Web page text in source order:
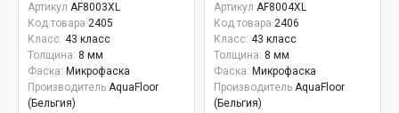
Артикул AF8003XL
Код товара 2405
Класс: 43 класс
Толщина: 8 мм
Фаска: Микрофаска
Производитель AquaFloor
(Бельгия)
Артикул AF8004XL
Код товара 2406
Класс: 43 класс
Толщина: 8 мм
Фаска: Микрофаска
Производитель AquaFloor
(Бельгия)